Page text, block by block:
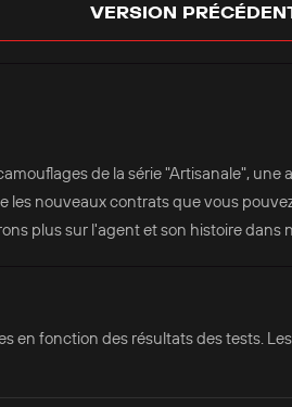
VERSION
de la série "Artisanale",
les nouveaux contrats que vous
plus sur l'agent et son histoire dans
en fonction des résultats des tests.